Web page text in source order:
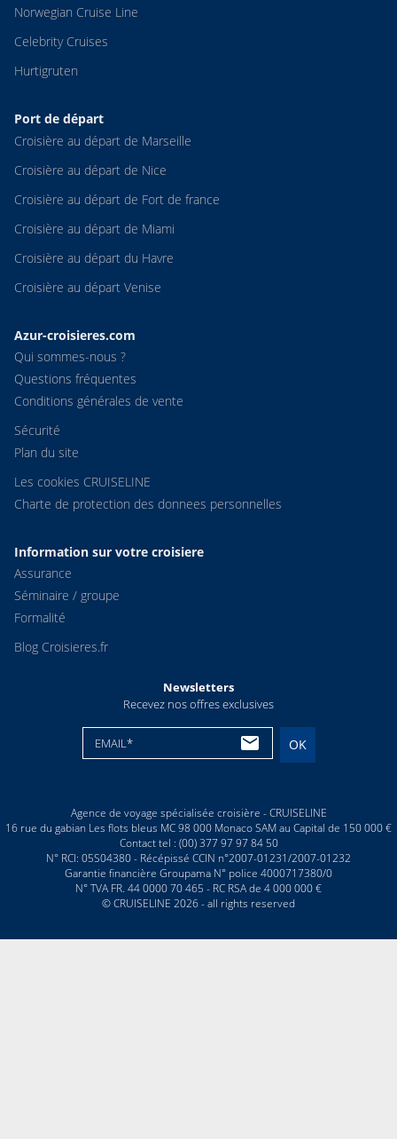
Norwegian Cruise Line
Celebrity Cruises
Hurtigruten
Port de départ
Croisière au départ de Marseille
Croisière au départ de Nice
Croisière au départ de Fort de france
Croisière au départ de Miami
Croisière au départ du Havre
Croisière au départ Venise
Azur-croisieres.com
Qui sommes-nous ?
Questions fréquentes
Conditions générales de vente
Sécurité
Plan du site
Les cookies CRUISELINE
Charte de protection des donnees personnelles
Information sur votre croisiere
Assurance
Séminaire / groupe
Formalité
Blog Croisieres.fr
Newsletters
Recevez nos offres exclusives
EMAIL* OK
Agence de voyage spécialisée croisière - CRUISELINE
16 rue du gabian Les flots bleus MC 98 000 Monaco SAM au Capital de 150 000 €
Contact tel : (00) 377 97 97 84 50
N° RCI: 05S04380 - Récépissé CCIN n°2007-01231/2007-01232
Garantie financière Groupama N° police 4000717380/0
N° TVA FR. 44 0000 70 465 - RC RSA de 4 000 000 €
© CRUISELINE 2026 - all rights reserved